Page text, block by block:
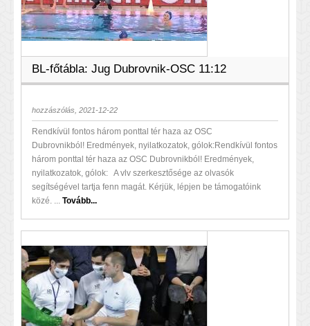
BL-főtábla: Jug Dubrovnik-OSC 11:12
hozzászólás, 2021-12-22
Rendkívül fontos három ponttal tér haza az OSC
Dubrovnikból! Eredmények, nyilatkozatok, gólok:Rendkívül fontos
három ponttal tér haza az OSC Dubrovnikból! Eredmények,
nyilatkozatok, gólok: A vlv szerkesztősége az olvasók
segítségével tartja fenn magát. Kérjük, lépjen be támogatóink
közé. ... Tovább...